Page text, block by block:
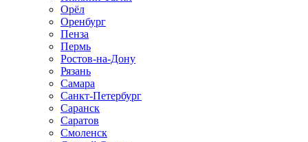
Орёл
Оренбург
Пенза
Пермь
Ростов‑на‑Дону
Рязань
Самара
Санкт‑Петербург
Саранск
Саратов
Смоленск